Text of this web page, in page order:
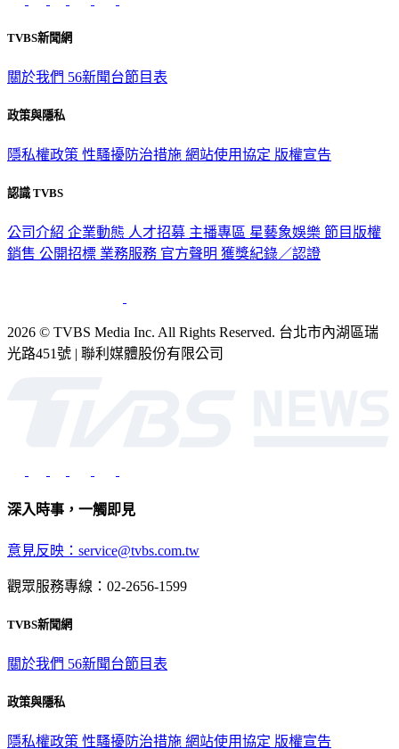
TVBS新聞網
關於我們 56新聞台節目表
政策與隱私
隱私權政策 性騷擾防治措施 網站使用協定 版權宣告
認識 TVBS
公司介紹 企業動態 人才招募 主播專區 星藝象娛樂 節目版權
銷售 公開招標 業務服務 官方聲明 獲獎紀錄／認證
2026 © TVBS Media Inc. All Rights Reserved. 台北市內湖區瑞
光路451號 | 聯利媒體股份有限公司
深入時事，一觸即見
意見反映：service@tvbs.com.tw
觀眾服務專線：02-2656-1599
TVBS新聞網
關於我們 56新聞台節目表
政策與隱私
隱私權政策 性騷擾防治措施 網站使用協定 版權宣告